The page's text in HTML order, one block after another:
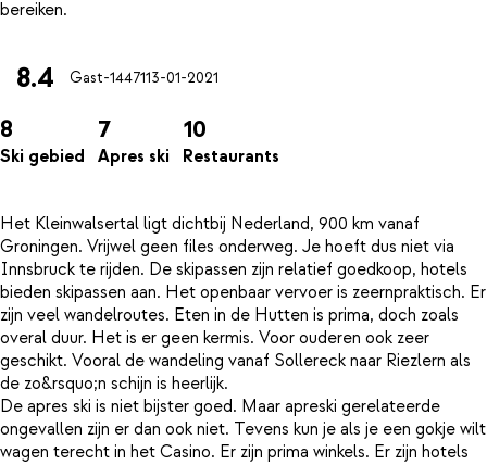
8.4 Gast-1447113-01-2021
8
Ski gebied
7
Apres ski
10
Restaurants
Het Kleinwalsertal ligt dichtbij Nederland, 900 km vanaf
Groningen. Vrijwel geen files onderweg. Je hoeft dus niet via
Innsbruck te rijden. De skipassen zijn relatief goedkoop, hotels
bieden skipassen aan. Het openbaar vervoer is zeernpraktisch. Er
zijn veel wandelroutes. Eten in de Hutten is prima, doch zoals
overal duur. Het is er geen kermis. Voor ouderen ook zeer
geschikt. Vooral de wandeling vanaf Sollereck naar Riezlern als
de zo&rsquo;n schijn is heerlijk.
De apres ski is niet bijster goed. Maar apreski gerelateerde
ongevallen zijn er dan ook niet. Tevens kun je als je een gokje wilt
wagen terecht in het Casino. Er zijn prima winkels. Er zijn hotels